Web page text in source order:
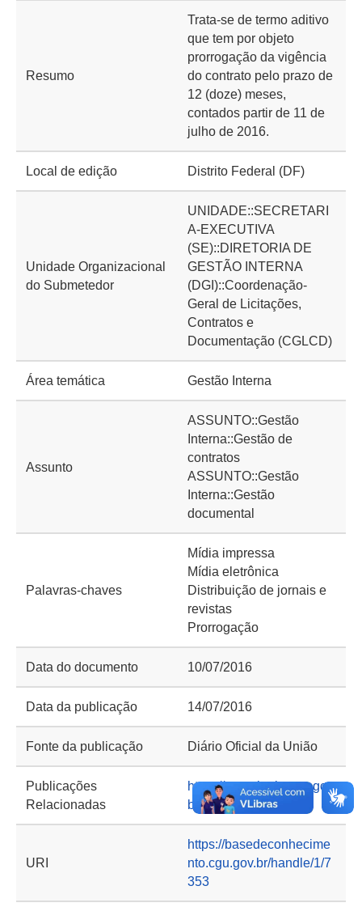
Resumo
Trata-se de termo aditivo
que tem por objeto
prorrogação da vigência
do contrato pelo prazo de
12 (doze) meses,
contados partir de 11 de
julho de 2016.
Local de edição Distrito Federal (DF)
Unidade Organizacional
do Submetedor
UNIDADE::SECRETARI
A-EXECUTIVA
(SE)::DIRETORIA DE
GESTÃO INTERNA
(DGI)::Coordenação-
Geral de Licitações,
Contratos e
Documentação (CGLCD)
Área temática Gestão Interna
Assunto
ASSUNTO::Gestão
Interna::Gestão de
contratos
ASSUNTO::Gestão
Interna::Gestão
documental
Palavras-chaves
Mídia impressa
Mídia eletrônica
Distribuição de jornais e
revistas
Prorrogação
Data do documento 10/07/2016
Data da publicação 14/07/2016
Fonte da publicação Diário Oficial da União
Publicações
Relacionadas
https://repositorio.cgu.gov.
br/handle/1/43409
URI
https://basedeconhecime
nto.cgu.gov.br/handle/1/7
353